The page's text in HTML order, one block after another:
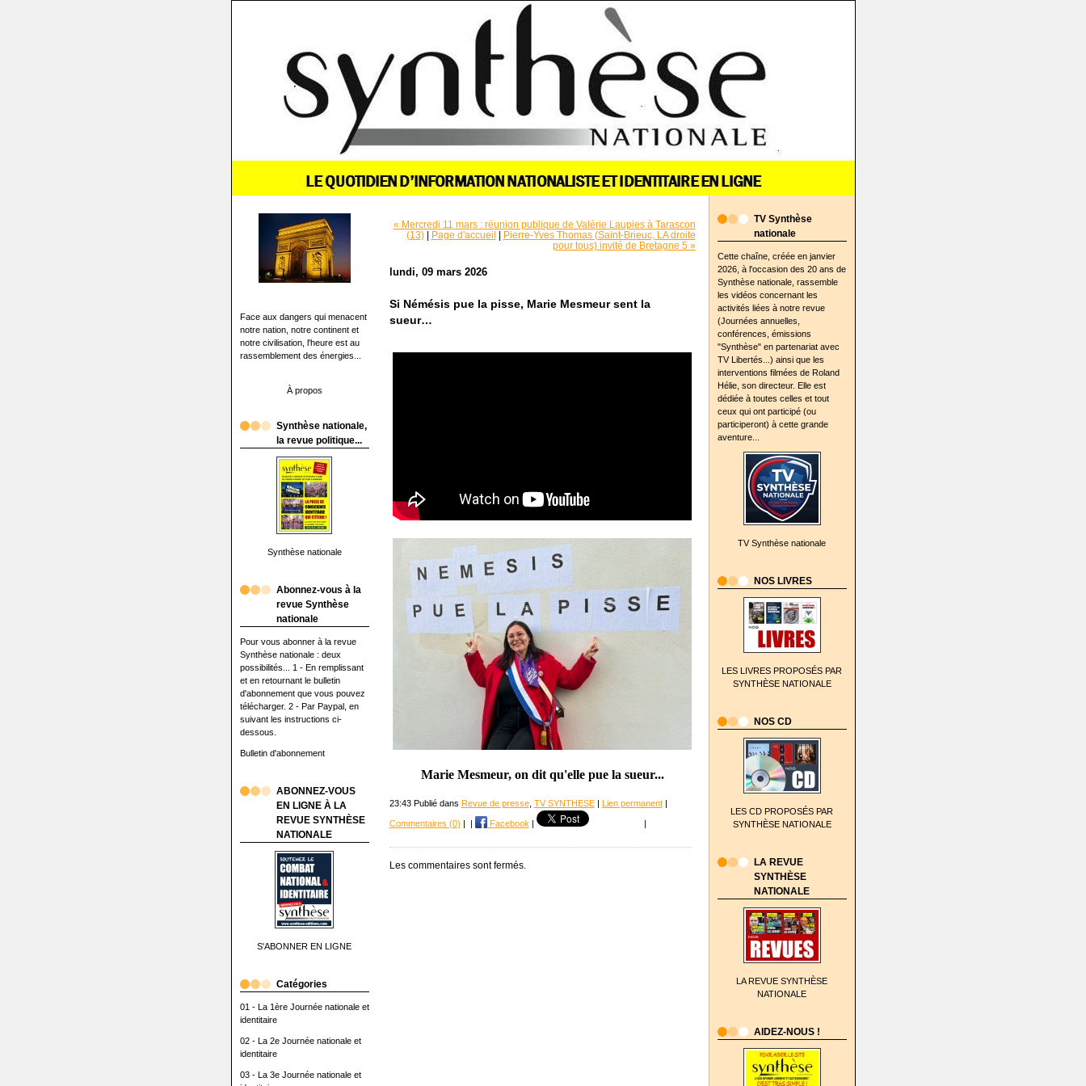
Face aux dangers qui menacent
notre nation, notre continent et
notre civilisation, l'heure est au
rassemblement des énergies...
À propos
Synthèse nationale,
la revue politique...
Synthèse nationale
Abonnez-vous à la
revue Synthèse
nationale
Pour vous abonner à la revue
Synthèse nationale : deux
possibilités... 1 - En remplissant
et en retournant le bulletin
d'abonnement que vous pouvez
télécharger. 2 - Par Paypal, en
suivant les instructions ci-
dessous.
Bulletin d'abonnement
ABONNEZ-VOUS
EN LIGNE À LA
REVUE SYNTHÈSE
NATIONALE
S'ABONNER EN LIGNE
Catégories
01 - La 1ère Journée nationale et
identitaire
02 - La 2e Journée nationale et
identitaire
03 - La 3e Journée nationale et
TV Synthèse
nationale
Cette chaîne, créée en janvier
2026, à l'occasion des 20 ans de
Synthèse nationale, rassemble
les vidéos concernant les
activités liées à notre revue
(Journées annuelles,
conférences, émissions
"Synthèse" en partenariat avec
TV Libertés...) ainsi que les
interventions filmées de Roland
Hélie, son directeur. Elle est
dédiée à toutes celles et tout
ceux qui ont participé (ou
participeront) à cette grande
aventure...
TV Synthèse nationale
NOS LIVRES
LES LIVRES PROPOSÉS PAR
SYNTHÈSE NATIONALE
NOS CD
LES CD PROPOSÉS PAR
SYNTHÈSE NATIONALE
LA REVUE
SYNTHÈSE
NATIONALE
LA REVUE SYNTHÈSE
NATIONALE
AIDEZ-NOUS !
« Mercredi 11 mars : réunion publique de Valérie Laupies à Tarascon
(13)| Page d'accueil | Pierre-Yves Thomas (Saint-Brieuc, LA droite
pour tous) invité de Bretagne 5 »
lundi, 09 mars 2026
Si Némésis pue la pisse, Marie Mesmeur sent la
sueur…
Marie Mesmeur, on dit qu'elle pue la sueur...
23:43 Publié dans Revue de presse, TV SYNTHESE| Lien permanent|
Commentaires (0) Facebook|
Les commentaires sont fermés.